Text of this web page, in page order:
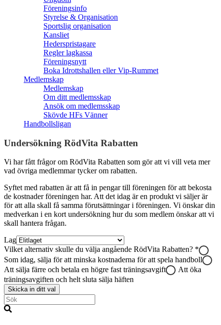
Föreningsinfo
Styrelse & Organisation
Sportslig organisation
Kansliet
Hederspristagare
Regler lagkassa
Föreningsnytt
Boka Idrottshallen eller Vip-Rummet
Medlemskap
Medlemskap
Om ditt medlemsskap
Ansök om medlemsskap
Skövde HFs Vänner
Handbollsligan
Undersökning RödVita Rabatten
Vi har fått frågor om RödVita Rabatten som gör att vi vill veta mer
vad övriga medlemmar tycker om rabatten.
Syftet med rabatten är att få in pengar till föreningen för att bekosta
de kostnader föreningen har. Att det idag är en produkt vi säljer är
för att alla skall få samma förutsättningar i föreningen. Vi önskar din
medverkan i en kort undersökning hur du som medlem önskar att vi
skall hantera frågan.
Lag
Vilket alternativ skulle du välja angående RödVita Rabatten? *
Som idag, sälja för att minska kostnaderna för att spela handboll
Att sälja färre och betala en högre fast träningsavgift
Att öka
träningsavgiften och helt sluta sälja häften
Skicka in ditt val